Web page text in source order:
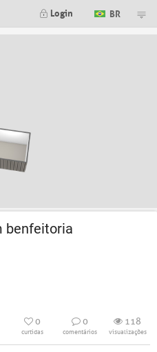
Login BR
benfeitoria
0
curtidas
0
comentários
118
visualizações